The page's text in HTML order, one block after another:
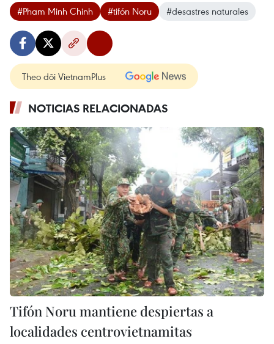
#Pham Minh Chinh #tifón Noru #desastres naturales
Theo dõi VietnamPlus
NOTICIAS RELACIONADAS
Tifón Noru mantiene despiertas a
localidades centrovietnamitas